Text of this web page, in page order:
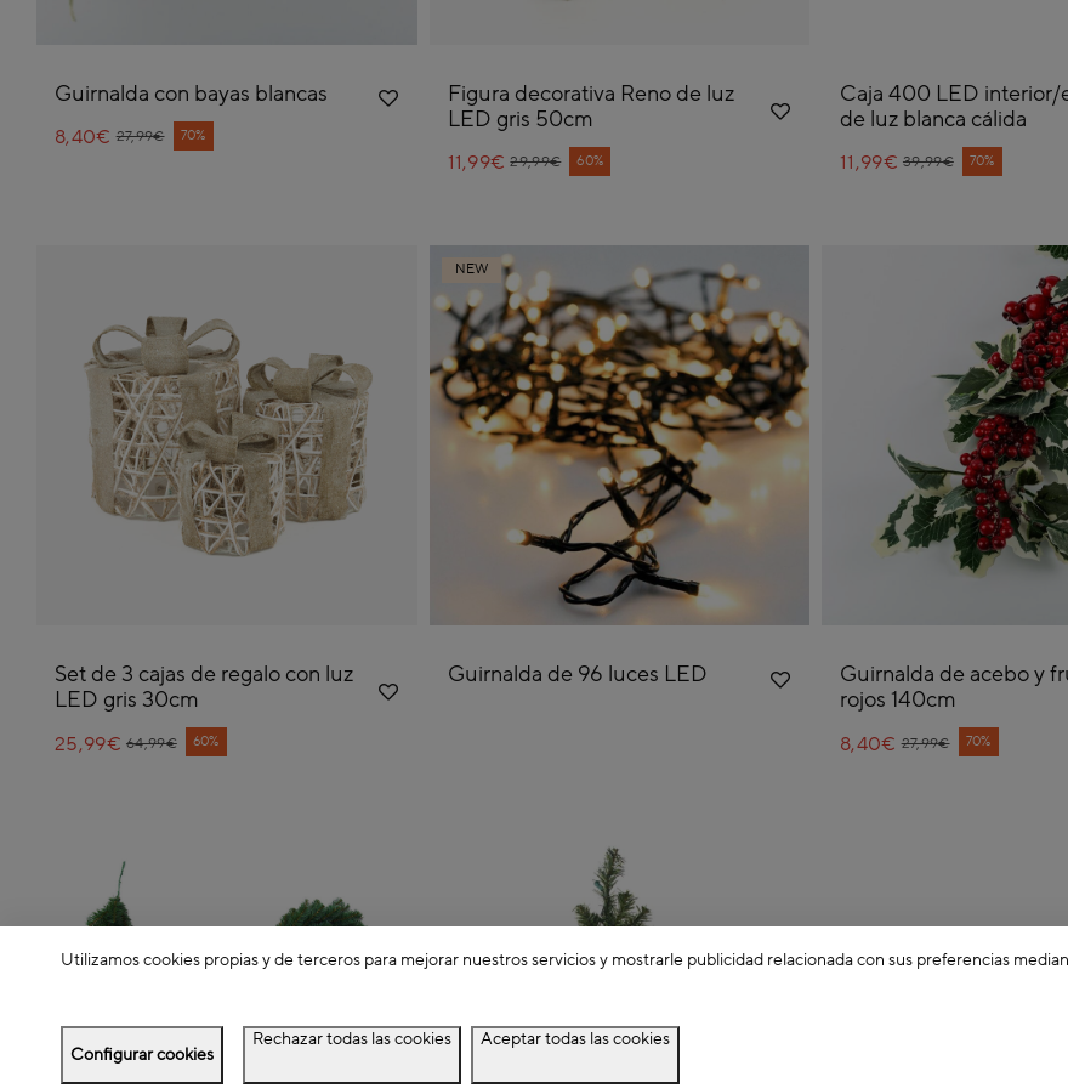
Guirnalda con bayas blancas
Price reduced from
27,99€
to 70%
8,40€
Figura decorativa Reno de luz
LED gris 50cm
Price reduced from
29,99€
to 60%
11,99€
Caja 400 LED interior/
de luz blanca cálida
Price reduced from
39,99€
to 70%
11,99€
Set de 3 cajas de regalo con luz
LED gris 30cm
Price reduced from
64,99€
to 60%
25,99€
NEW
Guirnalda de 96 luces LED
Guirnalda de acebo y
rojos 140cm
Price reduced from
27,99€
to 70%
8,40€
Utilizamos cookies propias y de terceros para mejorar nuestros servicios y mostrarle publicidad relacionada con sus preferencias
Configurar cookies
Rechazar todas las cookies Aceptar todas las cookies